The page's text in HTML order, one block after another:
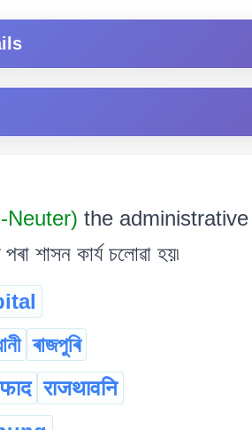
Neuter) the administrative
শাসন কাৰ্য চলোৱা হয়৷
ৰাজপুৰি
राजथावनि